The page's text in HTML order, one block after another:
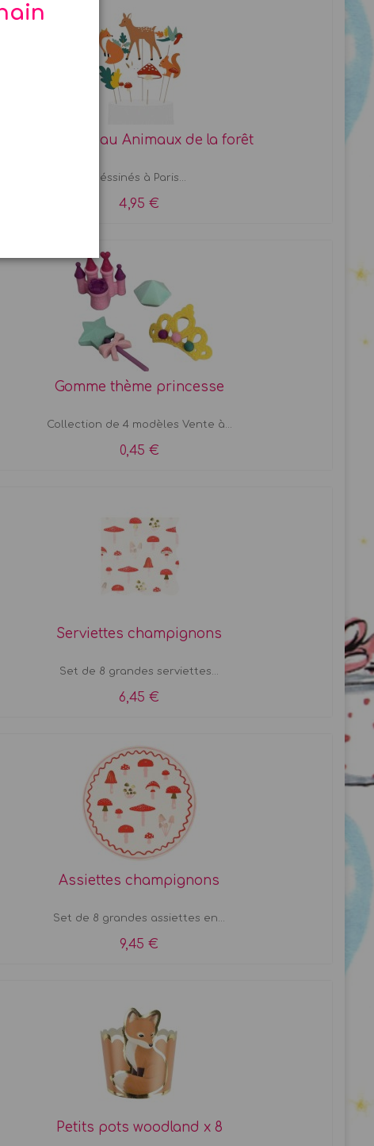
Pics à gâteau Animaux de la forêt
Déssinés à Paris...
4,95 €
Gomme thème princesse
Collection de 4 modèles Vente à...
0,45 €
Serviettes champignons
Set de 8 grandes serviettes...
6,45 €
Assiettes champignons
Set de 8 grandes assiettes en...
9,45 €
Petits pots woodland x 8